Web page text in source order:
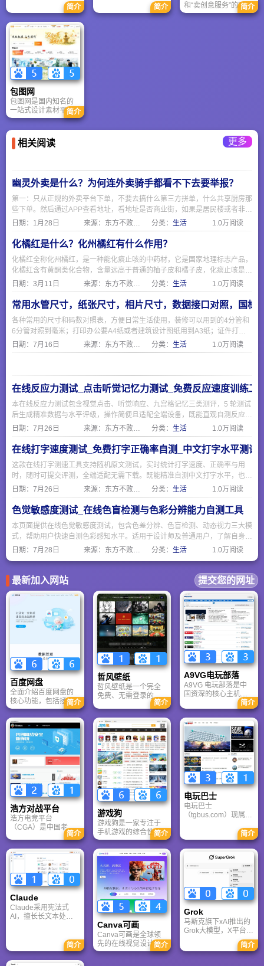
品宣传制作工作，为
用户的产品推广起到
了举足轻重的作用。
中。用户可以将喜欢
的图片、视频、文章
等内容“钉”（Pin）到
自己的“画板”
（Board）中。
Pinterest 使用强大的
AI 和机器学习算法，
根据用户的浏览、保
存、搜索行为，推送
高度个性化的推荐内
容。
简介
Illustrator、Motion
Design）、所在地
简介
和“卖创意服务”的网
站。光厂平台内的素
简介
包图网
包图网是国内知名的
一站式设计素材平
台，定位为“买得起的
正版”，为设计师、自
媒体人和企业提供海
量的商用设计素材。
简介
相关阅读 更多
幽灵外卖是什么？为何连外卖骑手都看不下去要举报？
第一：只从正规的外卖平台下单，不要去搞什么第三方拼单，什么共享厨房那
些下单。然后通过APP查看地址，看地址是否商业街，如果是居民楼或者非商
业区，那就要注意了。 第二：要求查看食品经营许可证，一般正规餐饮店都
会挂出来在网上，可以通过https://spjyxk.gsxt.gov.cn/ 这个地址把商家名称复
制粘贴进去查询是否有证。
日期： 1月28日 来源：东方不败网址大全 分类： 生活 1.0万阅读
化橘红是什么？化州橘红有什么作用？
化橘红全称化州橘红，是一种能化痰止咳的中药材，它是国家地理标志产品，
化橘红含有黄酮类化合物，含量远高于普通的柚子皮和橘子皮，化痰止咳是因
为有柚皮苷，化橘红制作主要分六步，采摘，清洗除肉和瓣，切造型，过热水
杀菌，烘干，陈化即可食用。
日期： 3月11日 来源：东方不败网址大全 分类： 生活 1.0万阅读
常用水管尺寸，纸张尺寸，相片尺寸，数据接口对照，国
各种常用的尺寸和码数对照表，方便日常生活使用，装修可以用到的4分管和
6分管对照到毫米；打印办公要A4纸或者建筑设计图纸用到A3纸；证件打印
相片要1寸证件照；电脑和手机现在常用的USB和Type-C接口；海淘外贸需要
注意衣服鞋子的欧码美码和国际码与国标。
日期： 7月16日 来源：东方不败网址大全 分类： 生活 1.0万阅读
在线反应力测试_点击听觉记忆力测试_免费反应速度训练工
本在线反应力测试包含视觉点击、听觉响应、九宫格记忆三类测评，5 轮测试
后生成精准数据与水平评级，操作简便且适配全端设备，既能直观自测反应速
度与短时记忆能力，也可作为日常脑力训练工具，无需下载随时可测。
日期： 7月26日 来源：东方不败网址大全 分类： 生活 1.0万阅读
在线打字速度测试_免费打字正确率自测_中文打字水平测评
这款在线打字测速工具支持随机原文测试，实时统计打字速度、正确率与用
时，随时可提交评测，全端适配无需下载。既能精准自测中文打字水平，也可
作为日常输入训练工具，简单易用适合各类人群。
日期： 7月26日 来源：东方不败网址大全 分类： 生活 1.0万阅读
色觉敏感度测试_在线色盲检测与色彩分辨能力自测工具
本页面提供在线色觉敏感度测试，包含色差分辨、色盲检测、动态视力三大模
式，帮助用户快速自测色彩感知水平。适用于设计师及普通用户，了解自身色
觉状态，包含石原氏色盲检测图，保护视觉健康，测试结果仅供参考。
日期： 7月28日 来源：东方不败网址大全 分类： 生活 1.0万阅读
最新加入网站 提交您的网址
百度网盘
全面介绍百度网盘的
核心功能，包括拯救
手机内存、在线看视
频、AI智能做笔记与
总结长文。详细解答
数据安全性及服务器
备份机制，带你了解
GenFlow AI智能体如
何帮你高效办公与学
习。
简介
哲风壁纸
哲风壁纸是一个完全
免费、无需登录的高
清壁纸下载网站。提
供海量4K、8K超清电
脑与手机壁纸，涵盖
动漫、风景、赛博朋
克等多元风格。支持
动态壁纸与头像制
作，国内访问极速，
是美化桌面的首选平
台。
简介
A9VG电玩部落
A9VG 电玩部落是中
国资深的核心主机游
戏玩家社区。网站以
论坛为核心，提供全
面的主机游戏资讯、
攻略和资料库，覆盖
PlayStation、Xbox、
Switch 等全平台。凭
借其深厚的历史积淀
和活跃的用户群体，
A9VG 成为硬核玩家
交流心得、分享攻略
的首选平台之一。
简介
浩方对战平台
浩方电竞平台
（CGA）是中国老牌
游戏联机平台，提供
CS、War3、星际争霸
等经典游戏的稳定联
机服务。重温DOTA1
的激情岁月，找回当
年的战友。同时提供
最新CGA电竞赛事资
讯及热门页游入口，
致敬中国电竞的黄金
时代。
简介
游戏狗
游戏狗是一家专注于
手机游戏的综合性门
户网站。它致力于为
手游玩家提供最新、
最全的游戏资讯、攻
略、评测及视频等内
容，是国内较早一批
专注于移动游戏领域
的垂直媒体。
简介
电玩巴士
电玩巴士
（tgbus.com）现属于
注于解决游戏用户需
求的综合性游戏门户
网站，电玩巴士是一
个全面的综合性游戏
门户，专注于为全球
玩家提供主机、PC及
移动端游戏的全方位
资讯。
简介
Claude
Claude采用宪法式
AI，擅长长文本处理
在复杂推理、代码与
快速迭代上占优。两
者定位不同，各有千
简介
Canva可画
Canva可画是全球领
先的在线视觉设计平
台，内置AI“魔力工作
简介
Grok
马斯克旗下xAI推出的
Grok大模型，X平台实
时数据整合与多智能
体协作的核心优势。
针对其中文能力、隐
简介